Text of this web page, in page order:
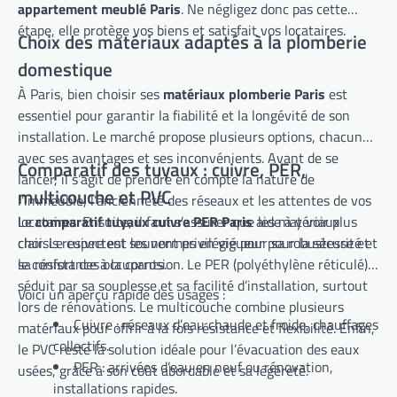
appartement meublé Paris. Ne négligez donc pas cette
étape, elle protège vos biens et satisfait vos locataires.
Choix des matériaux adaptés à la plomberie
domestique
À Paris, bien choisir ses matériaux plomberie Paris est
essentiel pour garantir la fiabilité et la longévité de son
installation. Le marché propose plusieurs options, chacune
avec ses avantages et ses inconvénients. Avant de se
lancer, il s’agit de prendre en compte la nature de
l’immeuble, l’ancienneté des réseaux et les attentes de vos
locataires. Ensuite, il faut s’assurer que les matériaux
choisis respectent les normes en vigueur pour la sécurité et
le confort des occupants.
Comparatif des tuyaux : cuivre, PER,
multicouche et PVC
Lecomparatif tuyaux cuivre PER Parisaide à y voir plus
clair. Le cuivre est souvent privilégié pour sa robustesse et
sa résistance à la corrosion. Le PER (polyéthylène réticulé)
séduit par sa souplesse et sa facilité d’installation, surtout
lors de rénovations. Le multicouche combine plusieurs
matériaux pour offrir à la fois résistance et flexibilité. Enfin,
le PVC reste la solution idéale pour l’évacuation des eaux
usées, grâce à son coût abordable et sa légèreté.
Voici un aperçu rapide des usages :
Cuivre : réseaux d’eau chaude et froide, chauffages
collectifs.
PER : arrivées d’eau en neuf ou rénovation,
installations rapides.